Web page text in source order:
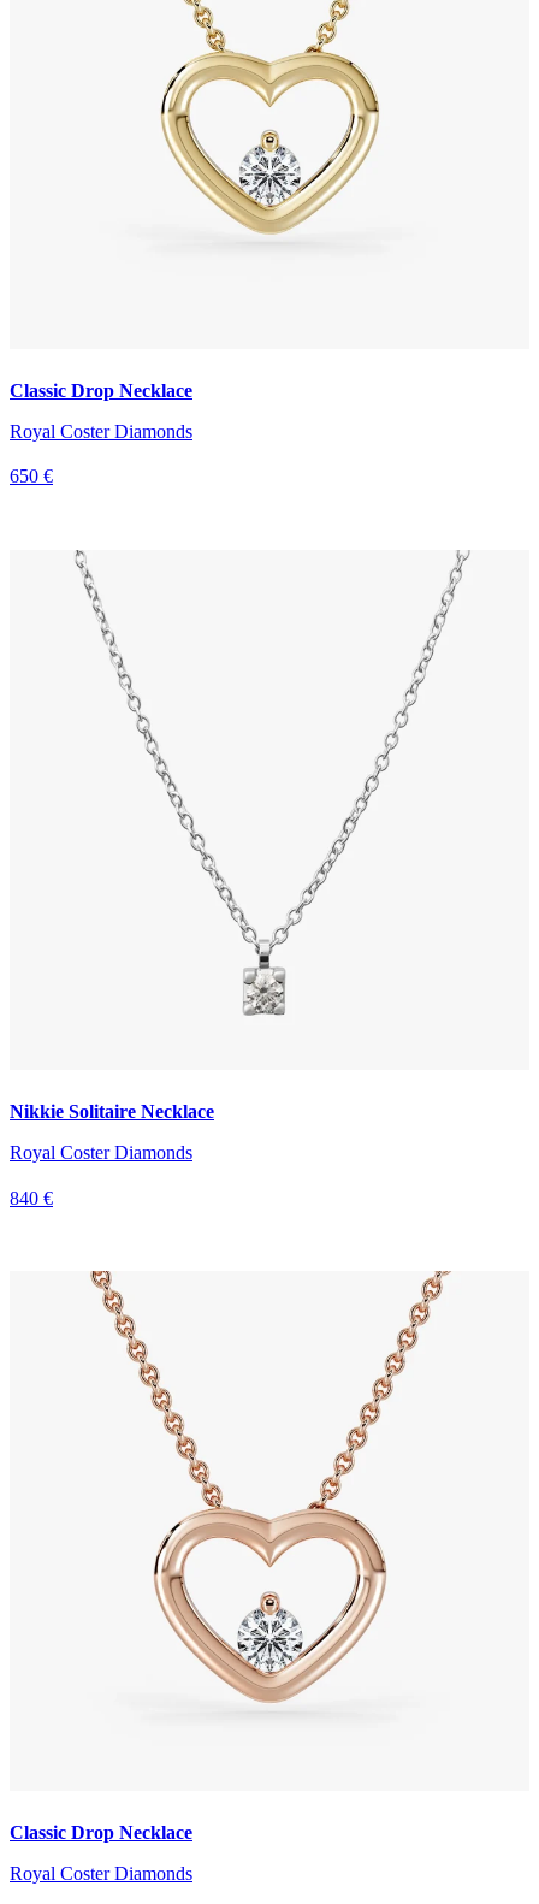
Classic Drop Necklace
Royal Coster Diamonds
650 €
Nikkie Solitaire Necklace
Royal Coster Diamonds
840 €
Classic Drop Necklace
Royal Coster Diamonds